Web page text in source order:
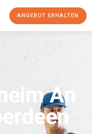
ANGEBOT ERHALTEN
An